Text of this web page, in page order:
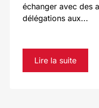
échanger avec des
délégations aux...
Lire la suite